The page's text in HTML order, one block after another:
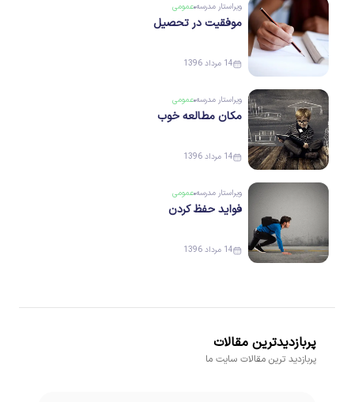
ویراستار مدرسه عمومی
موفقیت در تحصیل
14 مرداد 1396
ویراستار مدرسه عمومی
مکان مطالعه خوب
14 مرداد 1396
ویراستار مدرسه عمومی
فواید حفظ کردن
14 مرداد 1396
پربازدیدترین مقالات
پربازدید ترین مقالات سایت ما